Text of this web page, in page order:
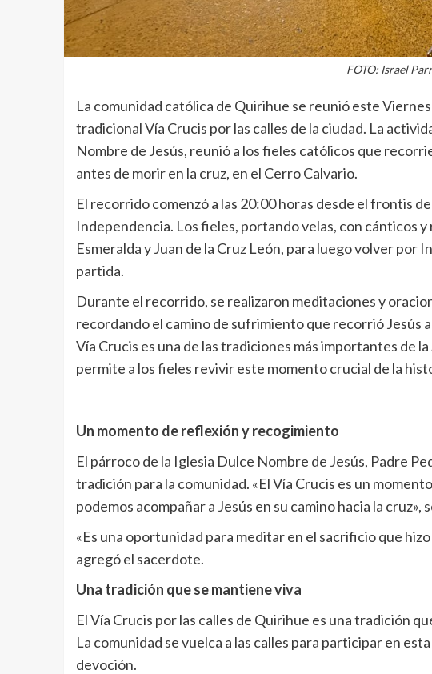
FOTO: Israel
La comunidad católica de Quirihue se reunió este
tradicional Vía Crucis por las calles de la ciudad. La
Nombre de Jesús, reunió a los fieles católicos que
antes de morir en la cruz, en el Cerro Calvario.
El recorrido comenzó a las 20:00 horas desde el frontis
Independencia. Los fieles, portando velas, con cánticos
Esmeralda y Juan de la Cruz León, para luego volver por
partida.
Durante el recorrido, se realizaron meditaciones y
recordando el camino de sufrimiento que recorrió Jesús
Vía Crucis es una de las tradiciones más importantes de
permite a los fieles revivir este momento crucial de la
Un momento de reflexión y recogimiento
El párroco de la Iglesia Dulce Nombre de Jesús, Padre
tradición para la comunidad. «El Vía Crucis es un
podemos acompañar a Jesús en su camino hacia la cruz»,
«Es una oportunidad para meditar en el sacrificio que
agregó el sacerdote.
Una tradición que se mantiene viva
El Vía Crucis por las calles de Quirihue es una tradición
La comunidad se vuelca a las calles para participar en
devoción.